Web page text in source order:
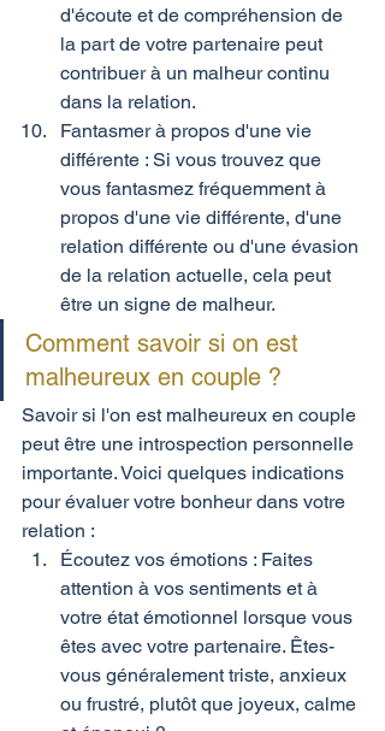
d'écoute et de compréhension de
la part de votre partenaire peut
contribuer à un malheur continu
dans la relation.
Fantasmer à propos d'une vie
différente : Si vous trouvez que
vous fantasmez fréquemment à
propos d'une vie différente, d'une
relation différente ou d'une évasion
de la relation actuelle, cela peut
être un signe de malheur.
Comment savoir si on est
malheureux en couple ?
Savoir si l'on est malheureux en couple
peut être une introspection personnelle
importante. Voici quelques indications
pour évaluer votre bonheur dans votre
relation :
Écoutez vos émotions : Faites
attention à vos sentiments et à
votre état émotionnel lorsque vous
êtes avec votre partenaire. Êtes-
vous généralement triste, anxieux
ou frustré, plutôt que joyeux, calme